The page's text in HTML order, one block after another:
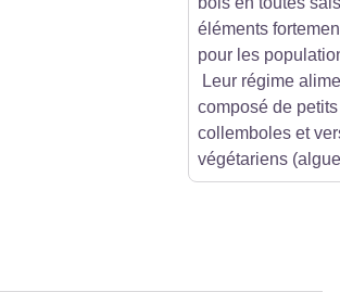
éléments
pour les
Leur régime
composé de
collemboles et
végétariens